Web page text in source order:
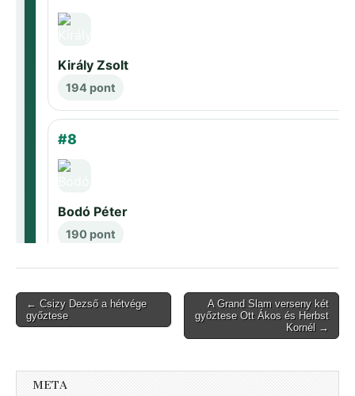
Post
navigation
← Csizy Dezső a hétvége
győztese
A Grand Slam verseny két
győztese Ott Ákos és Herbst
Kornél →
META